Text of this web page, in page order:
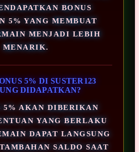
BONUS
5% YANG MEMBUAT
MENJADI LEBIH
MENARIK.
5% DI SUSTER123
DIDAPATKAN?
5% AKAN DIBERIKAN
YANG BERLAKU
DAPAT LANGSUNG
SALDO SAAT